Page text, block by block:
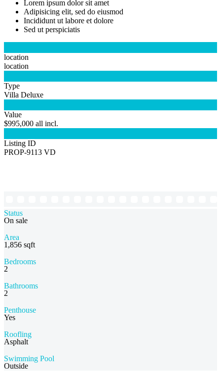
Lorem ipsum dolor sit amet
Adipisicing elit, sed do eiusmod
Incididunt ut labore et dolore
Sed ut perspiciatis
location
location
Type
Villa Deluxe
Value
$995,000 all incl.
Listing ID
PROP-9113 VD
Status
On sale
Area
1,856 sqft
Bedrooms
2
Bathrooms
2
Penthouse
Yes
Roofling
Asphalt
Swimming Pool
Outside